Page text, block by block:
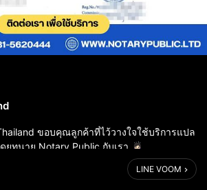
ขอบคุณลูกค้าที่ไว้วางใจใช้บริการแปล
ทนาย Notary Public กับเรา 🙇🏻‍♀️
าชการทุกภาษา พร้อมรับรองโดยทนาย
LINE VOOM